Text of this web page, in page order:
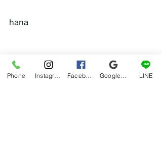
hana
Phone LINE